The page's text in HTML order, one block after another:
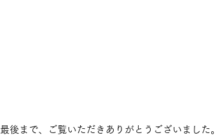
最後まで、ご覧いただきありがとうございました。